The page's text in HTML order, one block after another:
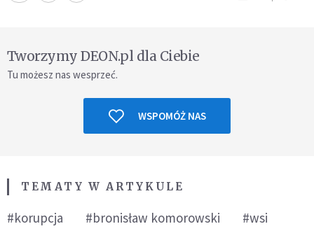
Tworzymy DEON.pl dla Ciebie
Tu możesz nas wesprzeć.
WSPOMÓŻ NAS
TEMATY W ARTYKULE
#korupcja #bronisław komorowski
#wsi